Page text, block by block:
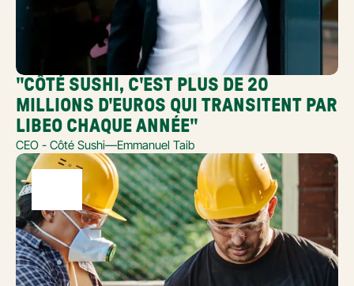
"CÔTÉ SUSHI, C'EST PLUS DE 20
MILLIONS D'EUROS QUI TRANSITENT PAR
LIBEO CHAQUE ANNÉE"
CEO - Côté Sushi—Emmanuel Taib